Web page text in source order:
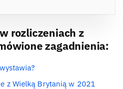
rozliczeniach z
zagadnienia:
z Wielką Brytanią w 2021